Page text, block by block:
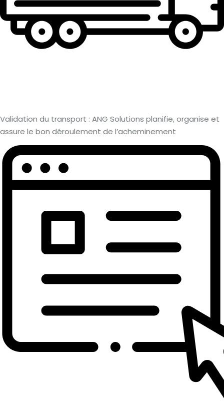
Validation du transport : ANG Solutions planifie, organise et
assure le bon déroulement de l’acheminement